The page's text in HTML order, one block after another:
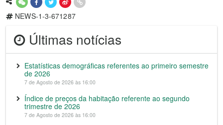
NEWS-1-3-671287
Últimas notícias
Estatísticas demográficas referentes ao primeiro semestre
de 2026
7 de Agosto de 2026 às 16:00
Índice de preços da habitação referente ao segundo
trimestre de 2026
7 de Agosto de 2026 às 16:00